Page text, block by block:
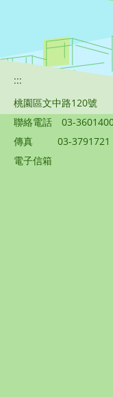
:::
桃園區文中路120號
聯絡電話
03-
傳真
03-3791721
電子信箱